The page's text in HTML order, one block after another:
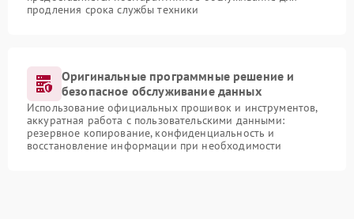
продления срока службы техники
Оригинальные программные решение и
безопасное обслуживание данных
Использование официальных прошивок и инструментов,
аккуратная работа с пользовательскими данными:
резервное копирование, конфиденциальность и
восстановление информации при необходимости